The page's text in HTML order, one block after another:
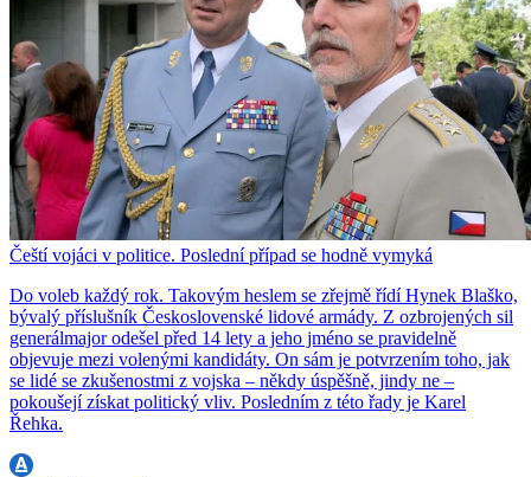
Čeští vojáci v politice. Poslední případ se hodně vymyká
Do voleb každý rok. Takovým heslem se zřejmě řídí Hynek Blaško,
bývalý příslušník Československé lidové armády. Z ozbrojených sil
generálmajor odešel před 14 lety a jeho jméno se pravidelně
objevuje mezi volenými kandidáty. On sám je potvrzením toho, jak
se lidé se zkušenostmi z vojska – někdy úspěšně, jindy ne –
pokoušejí získat politický vliv. Posledním z této řady je Karel
Řehka.